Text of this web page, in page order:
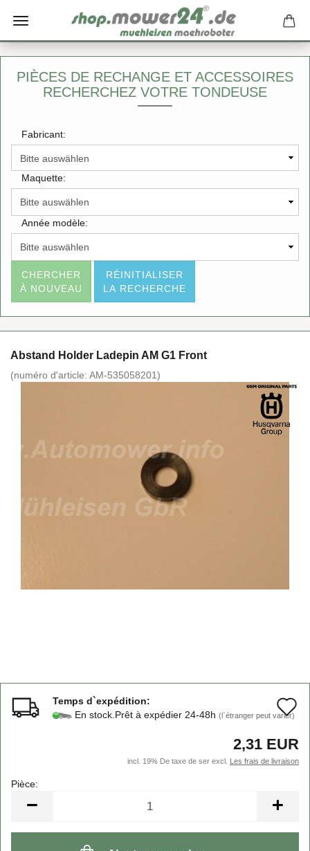
PIÈCES DE RECHANGE ET ACCESSOIRES
RECHERCHEZ VOTRE TONDEUSE
Fabricant:
Maquette:
Année modèle:
CHERCHER
À NOUVEAU
RÉINITIALISER
LA RECHERCHE
Abs­tand Hol­der La­de­pin AM G1 Front
(nu­mé­ro d'ar­ticle: AM-​535058201)
Temps d`expédition:
En stock.Prêt à expédier 24-48h (l`étranger peut varier)
2,31 EUR
incl. 19% De taxe de ser excl. Les frais de livraison
Pièce: